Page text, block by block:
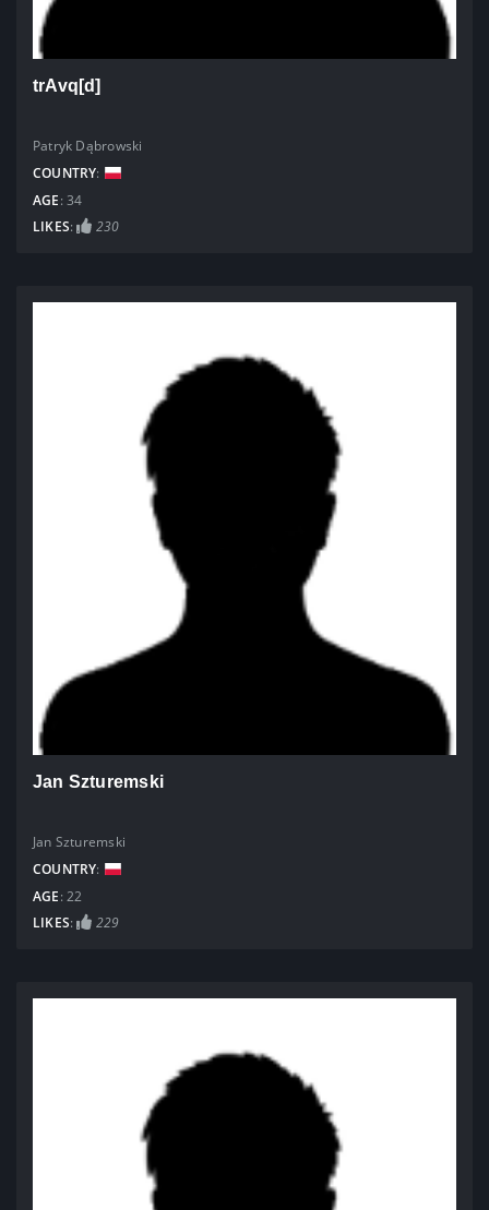
trAvq[d]
Patryk Dąbrowski
COUNTRY:
AGE: 34
LIKES: 230
Jan Szturemski
Jan Szturemski
COUNTRY:
AGE: 22
LIKES: 229